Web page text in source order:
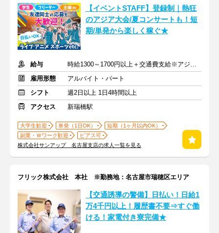
【イベントSTAFF】登録制｜熱狂
のアジア大会/夏コンサートも！短
期/単発から楽しく稼ぐ★
給与
時給1300～1700円以上＋交通費支給※アジア大会手当もあり
雇用形態
アルバイト・パート
シフト
週2日以上 1日4時間以上
アクセス
新瑞橋駅
大学生歓迎 単発（1日OK）
短期（1ヶ月以内OK）
副業・Ｗワーク歓迎
ピアス可
株式会社サンアップ 名古屋支店の求人一覧を見る
フリック株式会社 本社 ※勤務地：名古屋市瑞穂区エリア
【交通誘導の警備】日払い！日給1
万4千円以上！履歴書不要⇒すぐ働
ける！家電付き寮完備★